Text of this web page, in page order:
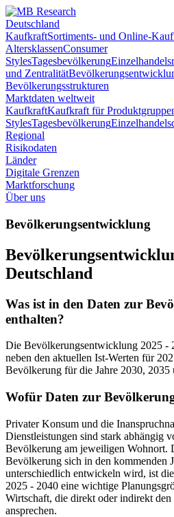
Deutschland
KaufkraftSortiments- und Online-
AltersklassenConsumer
StylesTagesbevölkerung
und Zentralität
Bevölkerungsstrukturen
Marktdaten weltweit
KaufkraftKaufkraft für
StylesTagesbevölkerung
Regional
Risikodaten
Länder
Digitale Grenzen
Marktforschung
Über uns
Bevölkerungsentwicklung
Deutschland
Was ist in den Daten zur
enthalten?
Die Bevölkerungsentwicklung 2025 -
neben den aktuellen Ist-Werten für
Bevölkerung für die Jahre 2030, 2035
Wofür Daten zur
Privater Konsum und die
Dienstleistungen sind stark abhängig
Bevölkerung am jeweiligen Wohnort.
Bevölkerung sich in den kommenden
unterschiedlich entwickeln wird, ist
2025 - 2040 eine wichtige
Wirtschaft, die direkt oder indirekt
ansprechen.